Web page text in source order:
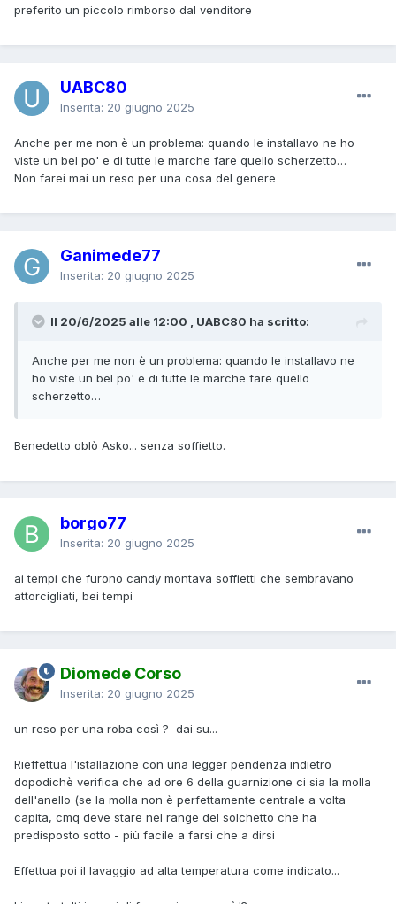
preferito un piccolo rimborso dal venditore
UABC80
Inserita: 20 giugno 2025
Anche per me non è un problema: quando le installavo ne ho
viste un bel po' e di tutte le marche fare quello scherzetto…
Non farei mai un reso per una cosa del genere
Ganimede77
Inserita: 20 giugno 2025
Il 20/6/2025 alle 12:00 , UABC80 ha scritto:
Anche per me non è un problema: quando le installavo ne
ho viste un bel po' e di tutte le marche fare quello
scherzetto…
Benedetto oblò Asko... senza soffietto.
borgo77
Inserita: 20 giugno 2025
ai tempi che furono candy montava soffietti che sembravano
attorcigliati, bei tempi
Diomede Corso
Inserita: 20 giugno 2025
un reso per una roba così ? dai su...
Rieffettua l'istallazione con una legger pendenza indietro
dopodichè verifica che ad ore 6 della guarnizione ci sia la molla
dell'anello (se la molla non è perfettamente centrale a volta
capita, cmq deve stare nel range del solchetto che ha
predisposto sotto - più facile a farsi che a dirsi
Effettua poi il lavaggio ad alta temperatura come indicato...